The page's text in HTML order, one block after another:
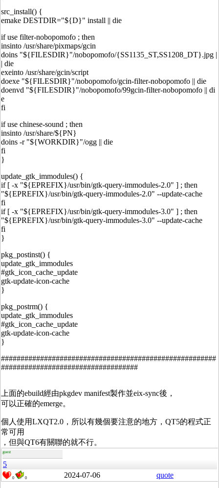
src_install() {
emake DESTDIR="${D}" install || die
if use filter-nobopomofo ; then
insinto /usr/share/pixmaps/gcin
doins "${FILESDIR}"/nobopomofo/{SS1135_ST,SS1208_DT}.jpg |
| die
exeinto /usr/share/gcin/script
doexe "${FILESDIR}"/nobopomofo/gcin-filter-nobopomofo || die
doenvd "${FILESDIR}"/nobopomofo/99gcin-filter-nobopomofo || di
e
fi
if use chinese-sound ; then
insinto /usr/share/${PN}
doins -r "${WORKDIR}"/ogg || die
fi
}
update_gtk_immodules() {
if [ -x "${EPREFIX}/usr/bin/gtk-query-immodules-2.0" ] ; then
"${EPREFIX}/usr/bin/gtk-query-immodules-2.0" --update-cache
fi
if [ -x "${EPREFIX}/usr/bin/gtk-query-immodules-3.0" ] ; then
"${EPREFIX}/usr/bin/gtk-query-immodules-3.0" --update-cache
fi
}
pkg_postinst() {
update_gtk_immodules
#gtk_icon_cache_update
gtk-update-icon-cache
}
pkg_postrm() {
update_gtk_immodules
#gtk_icon_cache_update
gtk-update-icon-cache
}
#######################################################
###################################
上面的ebuild經由pkgdev manifest製作並eix-sync後，
可以正確的emerge。
個人使用LXQT2.0，所以有幾個要注意的地方，QT5的程式正
常可用
，但與QT6有關聯的就不行。
guest
5
0 0 2024-07-06 quote